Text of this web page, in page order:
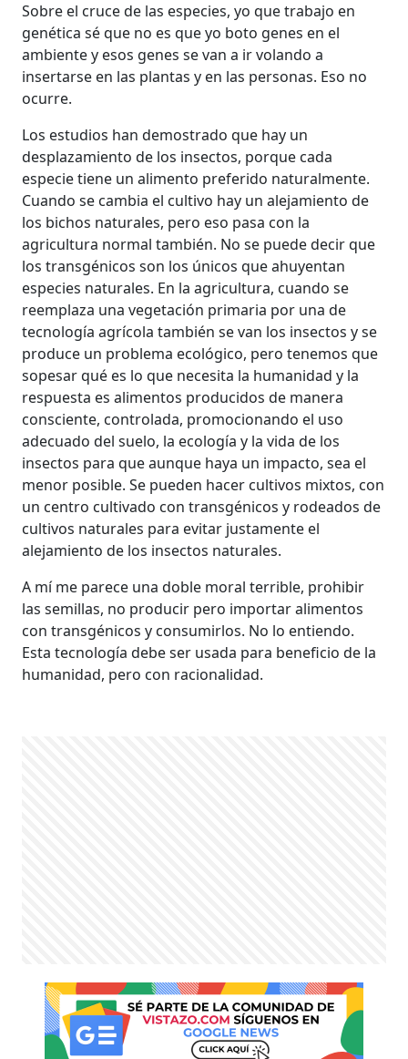
Sobre el cruce de las especies, yo que trabajo en
genética sé que no es que yo boto genes en el
ambiente y esos genes se van a ir volando a
insertarse en las plantas y en las personas. Eso no
ocurre.
Los estudios han demostrado que hay un
desplazamiento de los insectos, porque cada
especie tiene un alimento preferido naturalmente.
Cuando se cambia el cultivo hay un alejamiento de
los bichos naturales, pero eso pasa con la
agricultura normal también. No se puede decir que
los transgénicos son los únicos que ahuyentan
especies naturales. En la agricultura, cuando se
reemplaza una vegetación primaria por una de
tecnología agrícola también se van los insectos y se
produce un problema ecológico, pero tenemos que
sopesar qué es lo que necesita la humanidad y la
respuesta es alimentos producidos de manera
consciente, controlada, promocionando el uso
adecuado del suelo, la ecología y la vida de los
insectos para que aunque haya un impacto, sea el
menor posible. Se pueden hacer cultivos mixtos, con
un centro cultivado con transgénicos y rodeados de
cultivos naturales para evitar justamente el
alejamiento de los insectos naturales.
A mí me parece una doble moral terrible, prohibir
las semillas, no producir pero importar alimentos
con transgénicos y consumirlos. No lo entiendo.
Esta tecnología debe ser usada para beneficio de la
humanidad, pero con racionalidad.